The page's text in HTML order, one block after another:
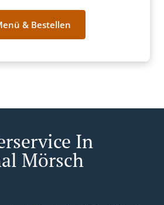
& Bestellen
In
Mörsch